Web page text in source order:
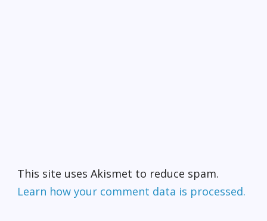
This site uses Akismet to reduce spam.
Learn how your comment data is processed.